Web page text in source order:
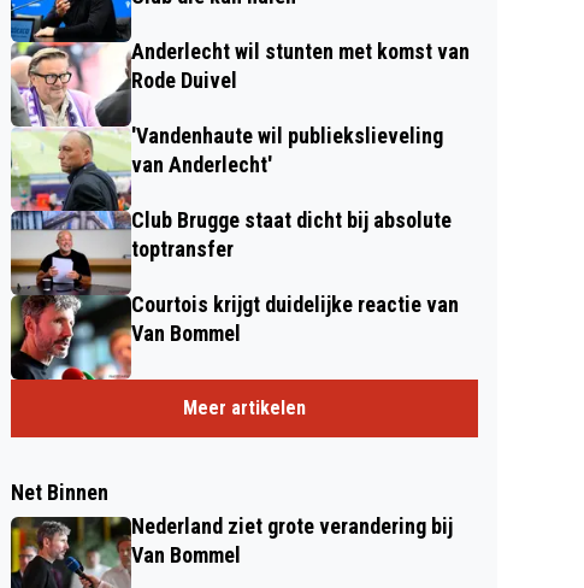
Anderlecht wil stunten met komst van
Rode Duivel
'Vandenhaute wil publiekslieveling
van Anderlecht'
Club Brugge staat dicht bij absolute
toptransfer
Courtois krijgt duidelijke reactie van
Van Bommel
Meer artikelen
Net Binnen
Nederland ziet grote verandering bij
Van Bommel